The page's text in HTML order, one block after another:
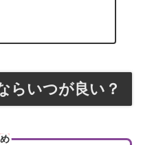
らいつが良い？